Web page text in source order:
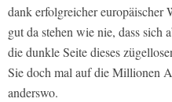
dank erfolgreicher
gut da stehen wie nie, dass sich
die dunkle Seite dieses
Sie doch mal auf die Millionen
anderswo.